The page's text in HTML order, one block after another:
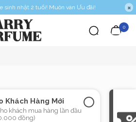
sinh nhật 2 tuổi! Muôn vàn Ưu đãi!
0
Khách Hàng Mới
khách mua hàng lần đầu
đồng)